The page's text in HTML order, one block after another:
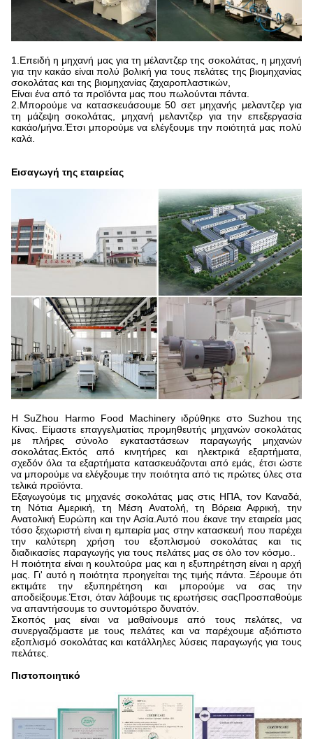
1.Επειδή η μηχανή μας για τη μέλαντζερ της σοκολάτας, η μηχανή
για την κακάο είναι πολύ βολική για τους πελάτες της βιομηχανίας
σοκολάτας και της βιομηχανίας ζαχαροπλαστικών,
Είναι ένα από τα προϊόντα μας που πωλούνται πάντα.
2.Μπορούμε να κατασκευάσουμε 50 σετ μηχανής μελαντζερ για
τη μάζεψη σοκολάτας, μηχανή μελαντζερ για την επεξεργασία
κακάο/μήνα.Έτσι μπορούμε να ελέγξουμε την ποιότητά μας πολύ
καλά.
Εισαγωγή της εταιρείας
Η SuZhou Harmo Food Machinery ιδρύθηκε στο Suzhou της
Κίνας. Είμαστε επαγγελματίας προμηθευτής μηχανών σοκολάτας
με πλήρες σύνολο εγκαταστάσεων παραγωγής μηχανών
σοκολάτας.Εκτός από κινητήρες και ηλεκτρικά εξαρτήματα,
σχεδόν όλα τα εξαρτήματα κατασκευάζονται από εμάς, έτσι ώστε
να μπορούμε να ελέγξουμε την ποιότητα από τις πρώτες ύλες στα
τελικά προϊόντα.
Εξαγωγούμε τις μηχανές σοκολάτας μας στις ΗΠΑ, τον Καναδά,
τη Νότια Αμερική, τη Μέση Ανατολή, τη Βόρεια Αφρική, την
Ανατολική Ευρώπη και την Ασία.Αυτό που έκανε την εταιρεία μας
τόσο ξεχωριστή είναι η εμπειρία μας στην κατασκευή που παρέχει
την καλύτερη χρήση του εξοπλισμού σοκολάτας και τις
διαδικασίες παραγωγής για τους πελάτες μας σε όλο τον κόσμο..
Η ποιότητα είναι η κουλτούρα μας και η εξυπηρέτηση είναι η αρχή
μας. Γι' αυτό η ποιότητα προηγείται της τιμής πάντα. Ξέρουμε ότι
εκτιμάτε την εξυπηρέτηση και μπορούμε να σας την
αποδείξουμε.Έτσι, όταν λάβουμε τις ερωτήσεις σαςΠροσπαθούμε
να απαντήσουμε το συντομότερο δυνατόν.
Σκοπός μας είναι να μαθαίνουμε από τους πελάτες, να
συνεργαζόμαστε με τους πελάτες και να παρέχουμε αξιόπιστο
εξοπλισμό σοκολάτας και κατάλληλες λύσεις παραγωγής για τους
πελάτες.
Πιστοποιητικό